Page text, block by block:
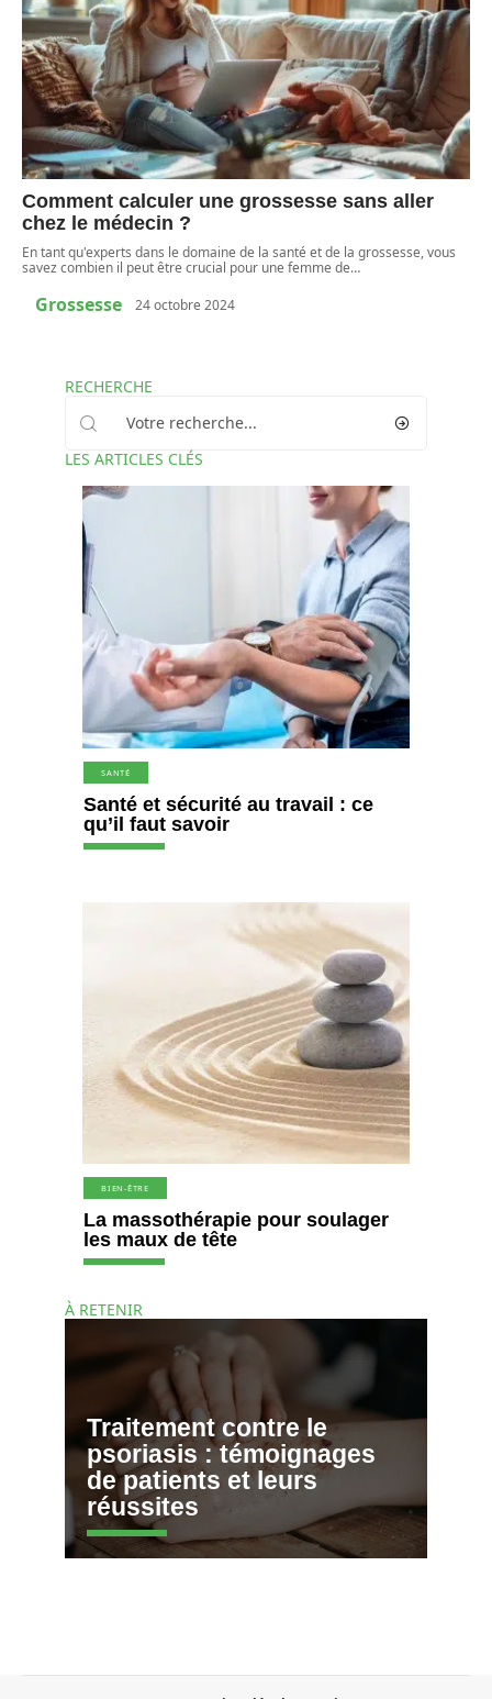
Comment calculer une grossesse sans aller
chez le médecin ?
En tant qu'experts dans le domaine de la santé et de la grossesse, vous
savez combien il peut être crucial pour une femme de…
Grossesse 24 octobre 2024
RECHERCHE
LES ARTICLES CLÉS
SANTÉ
Santé et sécurité au travail : ce
qu’il faut savoir
BIEN-ÊTRE
La massothérapie pour soulager
les maux de tête
À RETENIR
Traitement contre le
psoriasis : témoignages
de patients et leurs
réussites